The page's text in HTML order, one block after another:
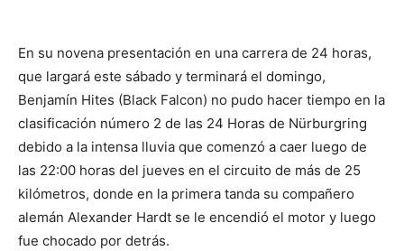
En su novena presentación en una carrera de 24 horas,
que largará este sábado y terminará el domingo,
Benjamín Hites (Black Falcon) no pudo hacer tiempo en la
clasificación número 2 de las 24 Horas de Nürburgring
debido a la intensa lluvia que comenzó a caer luego de
las 22:00 horas del jueves en el circuito de más de 25
kilómetros, donde en la primera tanda su compañero
alemán Alexander Hardt se le encendió el motor y luego
fue chocado por detrás.